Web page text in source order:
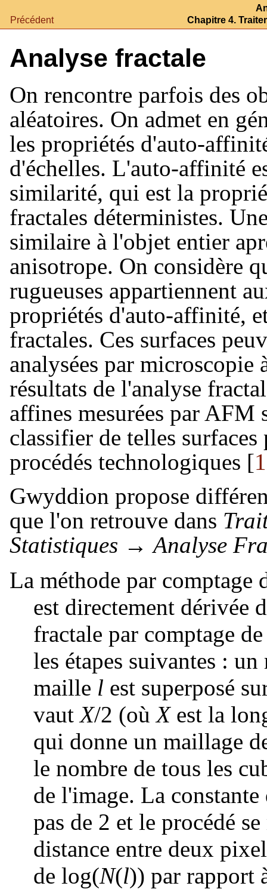
Précédent
Chapitre 4.
Analyse fractale
On rencontre parfois des
aléatoires. On admet en
les propriétés d'auto-
d'échelles. L'auto-affinité
similarité, qui est la
fractales déterministes.
similaire à l'objet entier
anisotrope. On considère
rugueuses appartiennent
propriétés d'auto-affinité,
fractales. Ces surfaces
analysées par
résultats de l'analyse
affines mesurées par AFM
classifier de telles
procédés technologiques [1
Gwyddion propose
que l'on retrouve dans
Statistiques →Analyse
La méthode par comptage
est directement dérivée
fractale par comptage
les étapes suivantes :
maille l est superposé
vautX/2 (oùXest la
qui donne un maillage
le nombre de tous les
de l'image. La
pas de 2 et le procédé
distance entre deux
de log(N(l)) par rapport